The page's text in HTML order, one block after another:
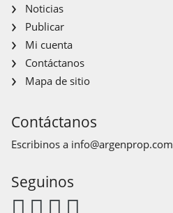
Noticias
Publicar
Mi cuenta
Contáctanos
Mapa de sitio
Contáctanos
Escribinos a info@argenprop.com
Seguinos